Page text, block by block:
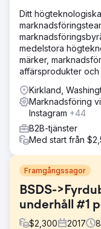
Ditt
medelstora
märker,
affärsprodukter och
Kirkland,
Marknadsföring
Instagram +44
B2B-tjänster
Med start från
Framgångssagor
BSDS-
underhåll #1
$2,300 2017